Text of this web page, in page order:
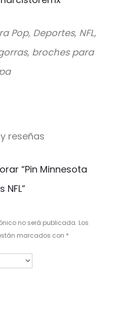
Pop, Deportes, NFL,
broches para
reseñas
“Pin Minnesota
NFL”
no será publicada. Los
marcados con *